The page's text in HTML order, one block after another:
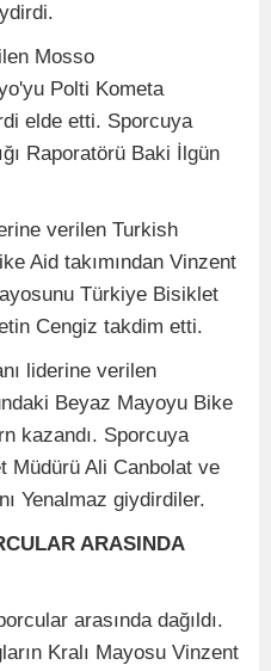
Mosso
Polti Kometa
elde etti. Sporcuya
Raporatörü Baki İlgün
verilen Turkish
Aid takımından Vinzent
Türkiye Bisiklet
Cengiz takdim etti.
liderine verilen
Beyaz Mayoyu Bike
kazandı. Sporcuya
Müdürü Ali Canbolat ve
Yenalmaz giydirdiler.
ARASINDA
arasında dağıldı.
Kralı Mayosu Vinzent